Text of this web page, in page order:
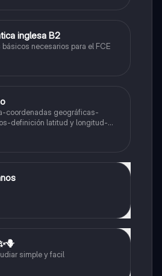
inglesa B2
necesarios para el FCE
coordenadas geográficas-
definición latitud y longitud-
definición mapa-localización
simple y facil